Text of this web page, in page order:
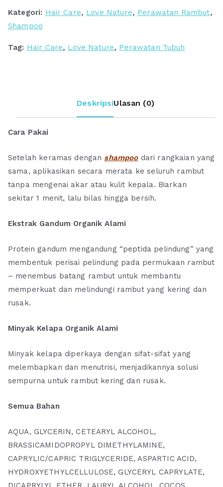
with
Organic
Kategori: Hair Care, Love Nature, Perawatan Rambut,
Shampoo
Tag: Hair Care, Love Nature, Perawatan Tubuh
DeskripsiUlasan (0)
Cara Pakai
Setelah keramas dengan shampoodari rangkaian yang
sama, aplikasikan secara merata ke seluruh rambut
tanpa mengenai akar atau kulit kepala. Biarkan
sekitar 1 menit, lalu bilas hingga bersih.
Ekstrak Gandum Organik Alami
Protein gandum mengandung “peptida pelindung” yang
membentuk perisai pelindung pada permukaan rambut
– menembus batang rambut untuk membantu
memperkuat dan melindungi rambut yang kering dan
rusak.
Minyak Kelapa Organik Alami
Minyak kelapa diperkaya dengan sifat-sifat yang
melembapkan dan menutrisi, menjadikannya solusi
sempurna untuk rambut kering dan rusak.
Semua Bahan
AQUA, GLYCERIN, CETEARYL ALCOHOL,
BRASSICAMIDOPROPYL DIMETHYLAMINE,
CAPRYLIC/CAPRIC TRIGLYCERIDE, ASPARTIC ACID,
HYDROXYETHYLCELLULOSE, GLYCERYL CAPRYLATE,